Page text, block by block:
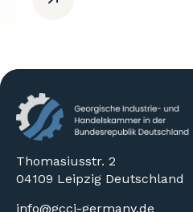
Thomasiusstr. 2
04109 Leipzig Deutschland
info@gcci-germany.de